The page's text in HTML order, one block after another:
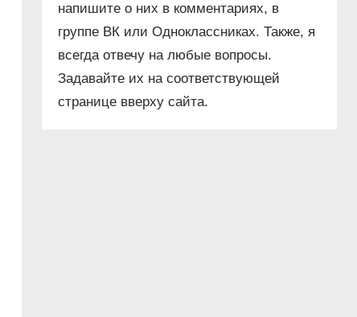
напишите о них в комментариях, в
группе ВК или Одноклассниках. Также, я
всегда отвечу на любые вопросы.
Задавайте их на соответствующей
странице вверху сайта.